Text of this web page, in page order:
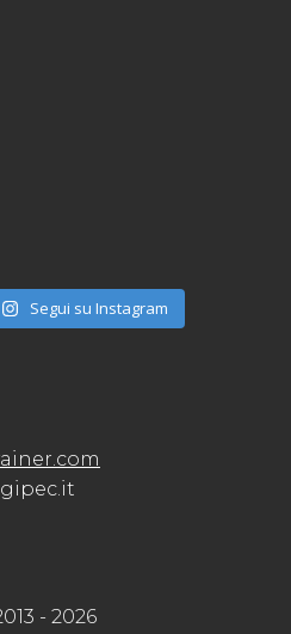
Segui su Instagram
- 2026